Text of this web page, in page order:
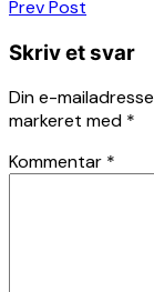
Prev Post
Skriv et svar
Din e-
markeret med *
Kommentar *